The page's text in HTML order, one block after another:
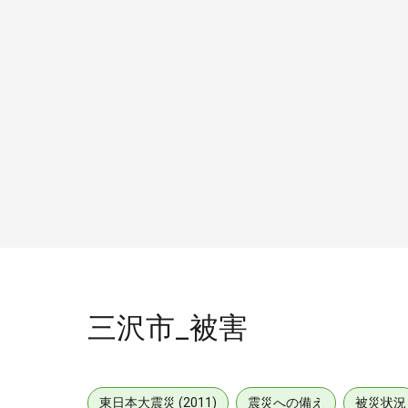
三沢市_被害
東日本大震災 (2011) 震災への備え 被災状況